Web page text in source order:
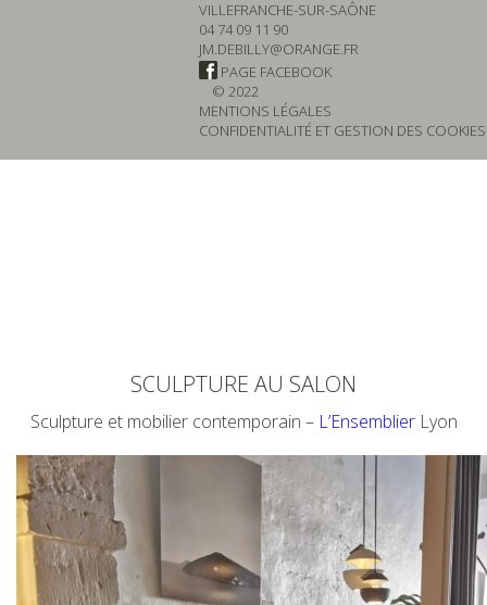
VILLEFRANCHE-SUR-SAÔNE
04 74 09 11 90
JM.DEBILLY@ORANGE.FR
PAGE FACEBOOK
© 2022
MENTIONS LÉGALES
CONFIDENTIALITÉ ET GESTION DES COOKIES
SCULPTURE AU SALON
Sculpture et mobilier contemporain – L’EnsemblierLyon